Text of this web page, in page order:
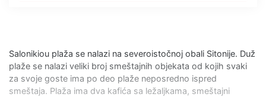
Salonikiou plaža se nalazi na severoistočnoj obali Sitonije. Duž
plaže se nalazi veliki broj smeštajnih objekata od kojih svaki
za svoje goste ima po deo plaže neposredno ispred
smeštaja. Plaža ima dva kafića sa ležaljkama, smeštajni